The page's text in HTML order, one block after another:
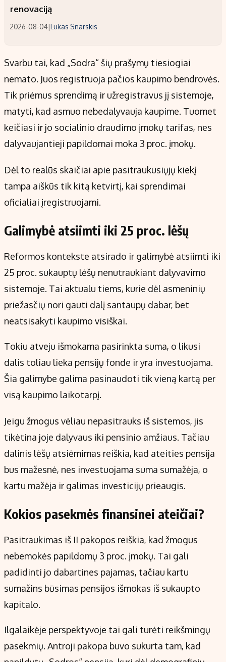
renovaciją
2026-08-04|Lukas Snarskis
Svarbu tai, kad „Sodra“ šių prašymų tiesiogiai
nemato. Juos registruoja pačios kaupimo bendrovės.
Tik priėmus sprendimą ir užregistravus jį sistemoje,
matyti, kad asmuo nebedalyvauja kaupime. Tuomet
keičiasi ir jo socialinio draudimo įmokų tarifas, nes
dalyvaujantieji papildomai moka 3 proc. įmokų.
Dėl to realūs skaičiai apie pasitraukusiųjų kiekį
tampa aiškūs tik kitą ketvirtį, kai sprendimai
oficialiai įregistruojami.
Galimybė atsiimti iki 25 proc. lėšų
Reformos kontekste atsirado ir galimybė atsiimti iki
25 proc. sukauptų lėšų nenutraukiant dalyvavimo
sistemoje. Tai aktualu tiems, kurie dėl asmeninių
priežasčių nori gauti dalį santaupų dabar, bet
neatsisakyti kaupimo visiškai.
Tokiu atveju išmokama pasirinkta suma, o likusi
dalis toliau lieka pensijų fonde ir yra investuojama.
Šia galimybe galima pasinaudoti tik vieną kartą per
visą kaupimo laikotarpį.
Jeigu žmogus vėliau nepasitrauks iš sistemos, jis
tikėtina joje dalyvaus iki pensinio amžiaus. Tačiau
dalinis lėšų atsiėmimas reiškia, kad ateities pensija
bus mažesnė, nes investuojama suma sumažėja, o
kartu mažėja ir galimas investicijų prieaugis.
Kokios pasekmės finansinei ateičiai?
Pasitraukimas iš II pakopos reiškia, kad žmogus
nebemokės papildomų 3 proc. įmokų. Tai gali
padidinti jo dabartines pajamas, tačiau kartu
sumažins būsimas pensijos išmokas iš sukaupto
kapitalo.
Ilgalaikėje perspektyvoje tai gali turėti reikšmingų
pasekmių. Antroji pakopa buvo sukurta tam, kad